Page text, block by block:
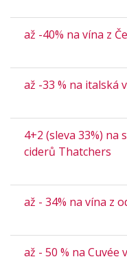
až -40% na vína z
až -33 % na italská
4+2 (sleva 33%) na
ciderů Thatchers
až - 34% na vína z
až - 50 % na Cuvée